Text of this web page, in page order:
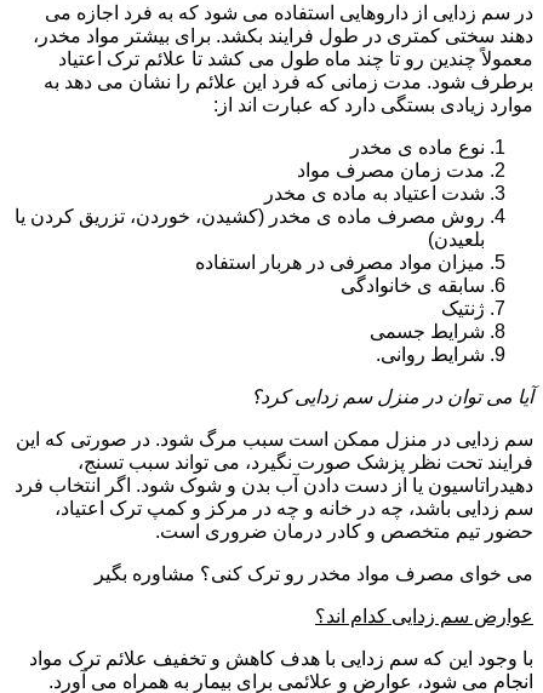
در سم زدایی از داروهایی استفاده می شود که به فرد اجازه می
دهند سختی کمتری در طول فرایند بکشد. برای بیشتر مواد مخدر،
معمولاً چندین رو تا چند ماه طول می کشد تا علائم ترک اعتیاد
برطرف شود. مدت زمانی که فرد این علائم را نشان می دهد به
موارد زیادی بستگی دارد که عبارت اند از:
نوع ماده ی مخدر
مدت زمان مصرف مواد
شدت اعتیاد به ماده ی مخدر
روش مصرف ماده ی مخدر (کشیدن، خوردن، تزریق کردن یا
بلعیدن)
میزان مواد مصرفی در هربار استفاده
سابقه ی خانوادگی
ژنتیک
شرایط جسمی
شرایط روانی.
آیا می توان در منزل سم زدایی کرد؟
سم زدایی در منزل ممکن است سبب مرگ شود. در صورتی که این
فرایند تحت نظر پزشک صورت نگیرد، می تواند سبب تسنج،
دهیدراتاسیون یا از دست دادن آب بدن و شوک شود. اگر انتخاب فرد
سم زدایی باشد، چه در خانه و چه در مرکز و کمپ ترک اعتیاد،
حضور تیم متخصص و کادر درمان ضروری است.
می خوای مصرف مواد مخدر رو ترک کنی؟ مشاوره بگیر
عوارض سم زدایی کدام اند؟
با وجود این که سم زدایی با هدف کاهش و تخفیف علائم ترک مواد
انجام می شود، عوارض و علائمی برای بیمار به همراه می آورد.